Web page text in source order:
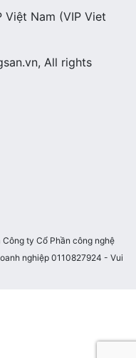
Việt Nam (VIP Viet
All rights
ty Cổ Phần công nghệ
nghiệp 0110827924 - Vui